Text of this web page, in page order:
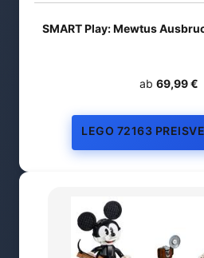
SMART Play: Mewtus
ab 69,99 €
LEGO 72163